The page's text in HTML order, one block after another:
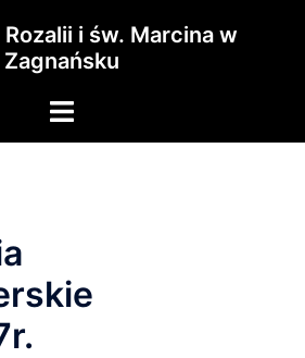
i św. Marcina w
Zagnańsku
Menu